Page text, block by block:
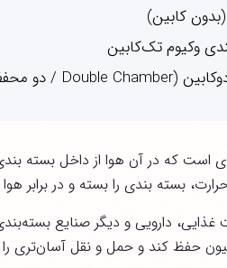
است که در آن هوا از داخل
بسته بندی را بسته و در
غذایی، دارویی و دیگر صنایع
حفظ کند و حمل و نقل آسان‌تری را